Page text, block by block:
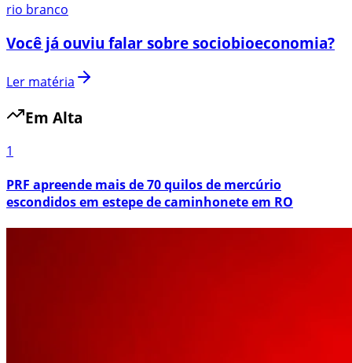
rio branco
Você já ouviu falar sobre sociobioeconomia?
Ler matéria
Em Alta
1
PRF apreende mais de 70 quilos de mercúrio
escondidos em estepe de caminhonete em RO